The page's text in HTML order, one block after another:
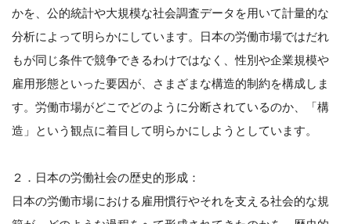
かを、公的統計や大規模な社会調査データを用いて計量的な
分析によって明らかにしています。日本の労働市場ではだれ
もが同じ条件で競争できるわけではなく、性別や企業規模や
雇用形態といった要因が、さまざまな構造的制約を構成しま
す。労働市場がどこでどのように分断されているのか、「構
造」という観点に着目して明らかにしようとしています。
２．日本の労働社会の歴史的形成：
日本の労働市場における雇用慣行やそれを支える社会的な規